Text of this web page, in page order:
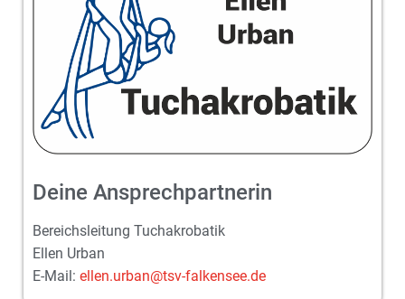
Deine Ansprechpartnerin
Bereichsleitung Tuchakrobatik
Ellen Urban
E-Mail: ellen.urban@tsv-falkensee.de